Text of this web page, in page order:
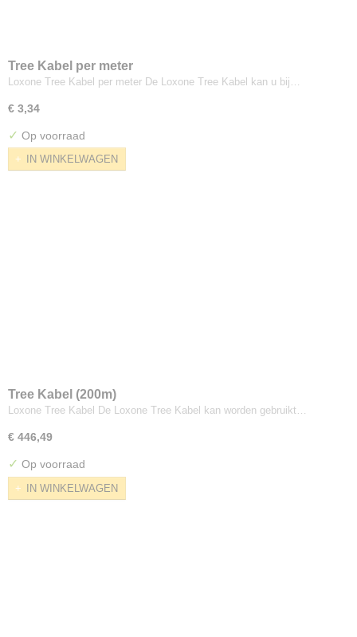
Tree Kabel per meter
Loxone Tree Kabel per meter De Loxone Tree Kabel kan u bij…
€ 3,34
✓ Op voorraad
IN WINKELWAGEN
Tree Kabel (200m)
Loxone Tree Kabel De Loxone Tree Kabel kan worden gebruikt…
€ 446,49
✓ Op voorraad
IN WINKELWAGEN